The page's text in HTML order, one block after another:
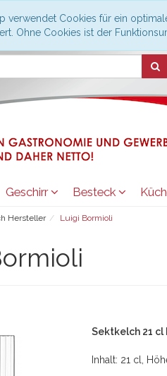
verwendet Cookies für ein
Ohne Cookies ist der
Geschirr Besteck
Hersteller Luigi Bormioli
Sektkelch 21
Inhalt: 21 cl,